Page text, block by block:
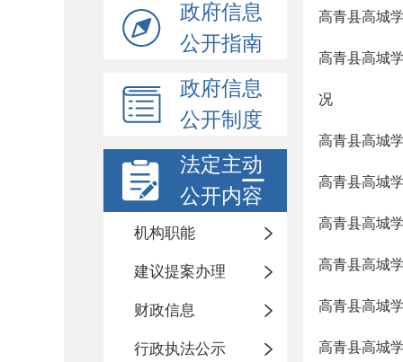
政府信息
公开指南
政府信息
公开制度
法定主动
公开内容
机构职能
建议提案办理
财政信息
行政执法公示
高青县高城
高青县高城
况
高青县高城
高青县高城
高青县高城
高青县高城
高青县高城
高青县高城